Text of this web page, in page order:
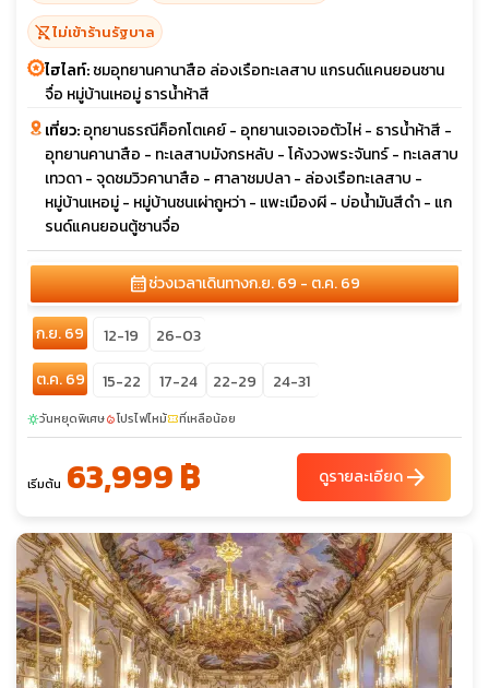
shopping_cart_offไม่เข้าร้านรัฐบาล
ไฮไลท์:ชมอุทยานคานาสือ ล่องเรือทะเลสาบ แกรนด์แคนยอนซาน
จื่อ หมู่บ้านเหอมู่ ธารน้ำห้าสี
เที่ยว:อุทยานธรณีค็อกโตเคย์ - อุทยานเจอเจอตัวไห่ - ธารน้ำห้าสี -
อุทยานคานาสือ - ทะเลสาบมังกรหลับ - โค้งวงพระจันทร์ - ทะเลสาบ
เทวดา - จุดชมวิวคานาสือ - ศาลาชมปลา - ล่องเรือทะเลสาบ -
หมู่บ้านเหอมู่ - หมู่บ้านชนเผ่าถูหว่า - แพะเมืองผี - บ่อน้ำมันสีดำ - แก
รนด์แคนยอนตู้ซานจื่อ
calendar_monthช่วงเวลาเดินทางก.ย. 69 - ต.ค. 69
ก.ย. 69 12-19
26-03
ต.ค. 69
15-22 17-24 22-29 24-31
sunnyวันหยุดพิเศษlocal_fire_departmentโปรไฟไหม้confirmation_numberที่เหลือน้อย
เริ่มต้น 63,999 ฿ ดูรายละเอียดarrow_forward